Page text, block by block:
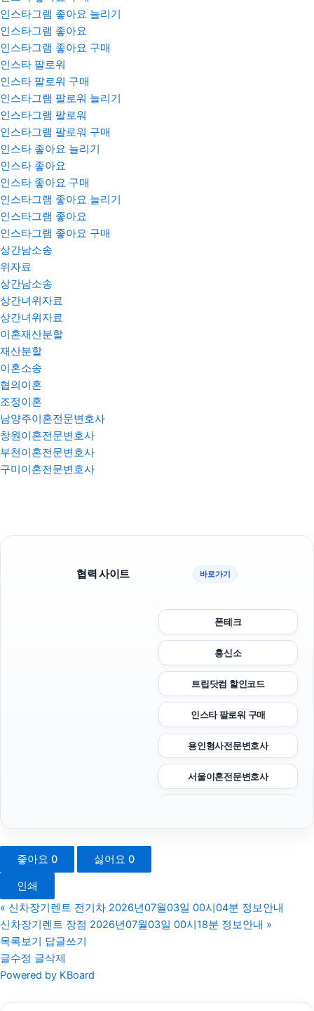
인스타그램 좋아요 늘리기
인스타그램 좋아요
인스타그램 좋아요 구매
인스타 팔로워
인스타 팔로워 구매
인스타그램 팔로워 늘리기
인스타그램 팔로워
인스타그램 팔로워 구매
인스타 좋아요 늘리기
인스타 좋아요
인스타 좋아요 구매
인스타그램 좋아요 늘리기
인스타그램 좋아요
인스타그램 좋아요 구매
상간남소송
위자료
상간남소송
상간녀위자료
상간녀위자료
이혼재산분할
재산분할
이혼소송
협의이혼
조정이혼
남양주이혼전문변호사
창원이혼전문변호사
부천이혼전문변호사
구미이혼전문변호사
협력 사이트 바로가기
폰테크
흥신소
트립닷컴 할인코드
인스타 팔로워 구매
용인형사전문변호사
서울이혼전문변호사
용산하수구막힘
좋아요 0 싫어요 0
인쇄
« 신차장기렌트 전기차 2026년07월03일 00시04분 정보안내
신차장기렌트 장점 2026년07월03일 00시18분 정보안내 »
목록보기 답글쓰기
글수정 글삭제
Powered by KBoard